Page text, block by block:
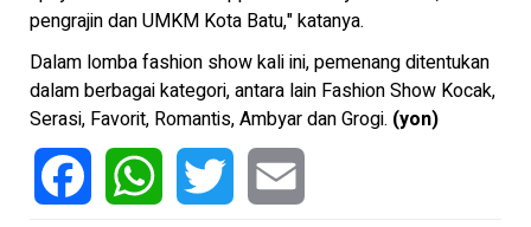
pengrajin dan UMKM Kota Batu," katanya.
Dalam lomba fashion show kali ini, pemenang ditentukan
dalam berbagai kategori, antara lain Fashion Show Kocak,
Serasi, Favorit, Romantis, Ambyar dan Grogi. (yon)